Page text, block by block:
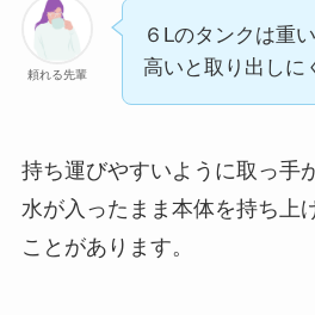
頼れる先輩
６Lのタンクは重
高いと取り出しに
持ち運びやすいように取っ手
水が入ったまま本体を持ち上
ことがあります。